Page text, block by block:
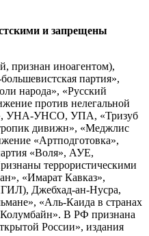
и запрещены
признан иноагентом),
партия»,
народа», «Русский
против нелегальной
УНА-УНСО, УПА, «Тризуб
дивижн», «Меджлис
«Артподготовка»,
«Воля», АУЕ,
террористическими
«Имарат Кавказ»,
Джебхад-ан-Нусра,
«Аль-Каида в странах
В РФ признана
России», издания